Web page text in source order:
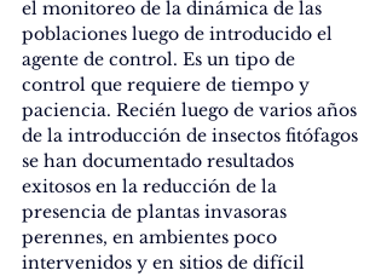
el monitoreo de la dinámica de las
poblaciones luego de introducido el
agente de control. Es un tipo de
control que requiere de tiempo y
paciencia. Recién luego de varios años
de la introducción de insectos fitófagos
se han documentado resultados
exitosos en la reducción de la
presencia de plantas invasoras
perennes, en ambientes poco
intervenidos y en sitios de difícil